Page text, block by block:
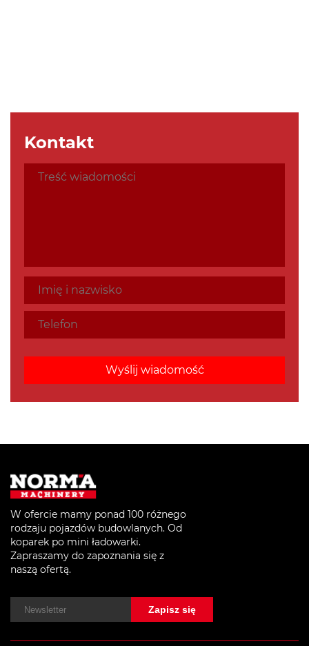
Kontakt
W ofercie mamy ponad 100 różnego
rodzaju pojazdów budowlanych. Od
koparek po mini ładowarki.
Zapraszamy do zapoznania się z
naszą ofertą.